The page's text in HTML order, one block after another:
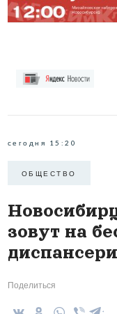
сегодня 15:20
ОБЩЕСТВО
зовут на
Поделиться